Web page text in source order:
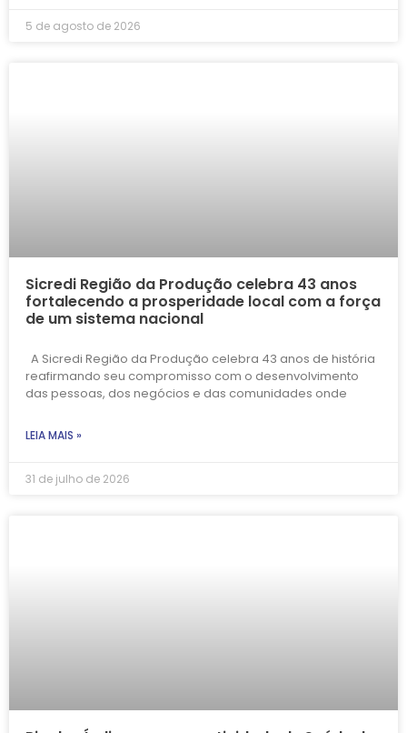
5 de agosto de 2026
Sicredi Região da Produção celebra 43 anos
fortalecendo a prosperidade local com a força
de um sistema nacional
A Sicredi Região da Produção celebra 43 anos de história
reafirmando seu compromisso com o desenvolvimento
das pessoas, dos negócios e das comunidades onde
LEIA MAIS »
31 de julho de 2026